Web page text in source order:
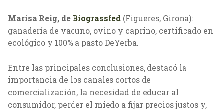
Marisa Reig, de Biograssfed (Figueres, Girona):
ganadería de vacuno, ovino y caprino, certificado en
ecológico y 100% a pasto DeYerba.
Entre las principales conclusiones, destacó la
importancia de los canales cortos de
comercialización, la necesidad de educar al
consumidor, perder el miedo a fijar precios justos y,